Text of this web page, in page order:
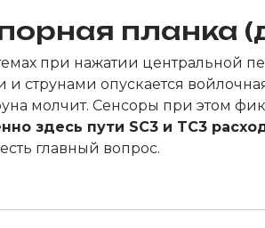
планка
при нажатии центральной
и струнами опускается
молчит. Сенсоры при этом
здесь пути SC3 и TC3
главный вопрос.